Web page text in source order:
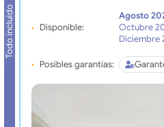
Todo incluido Disponible:
Agosto
Octubre
Diciembre
Posibles garantías: